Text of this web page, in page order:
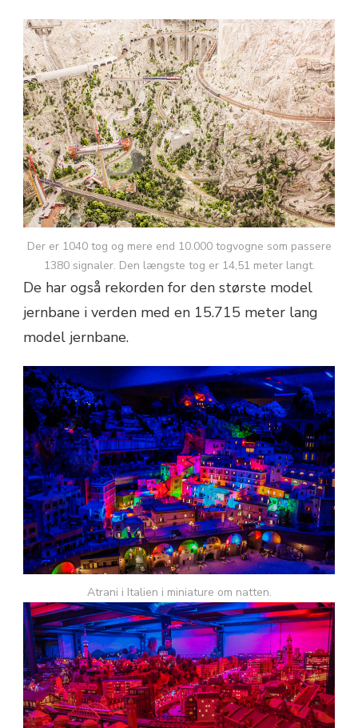
Der er 1040 tog og mere end 10.000 togvogne som passere
1380 signaler. Den længste tog er 14,51 meter langt.
De har også rekorden for den største model
jernbane i verden med en 15.715 meter lang
model jernbane.
Atrani i Italien i miniature om natten.